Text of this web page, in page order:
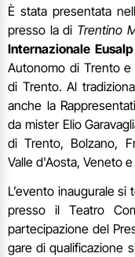
È stata presentata
presso la di Trentino
Internazionale Eusalp
Autonomo di Trento e
di Trento. Al
anche la
da mister Elio
di Trento, Bolzano,
Valle d'Aosta, Veneto
L’evento inaugurale si
presso il Teatro
partecipazione del
gare di qualificazione